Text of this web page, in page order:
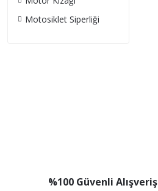
Motosiklet Siperliği
%100 Güvenli Alışveriş